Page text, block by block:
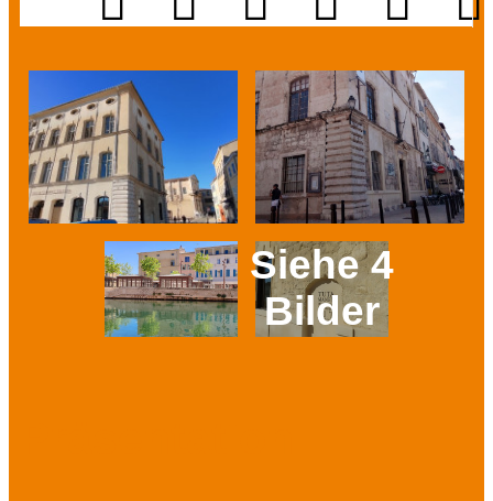
Siehe 4
Bilder